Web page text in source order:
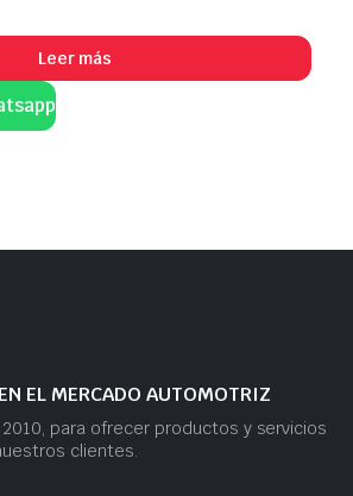
Leer más
EL MERCADO AUTOMOTRIZ
para ofrecer productos y servicios
clientes.